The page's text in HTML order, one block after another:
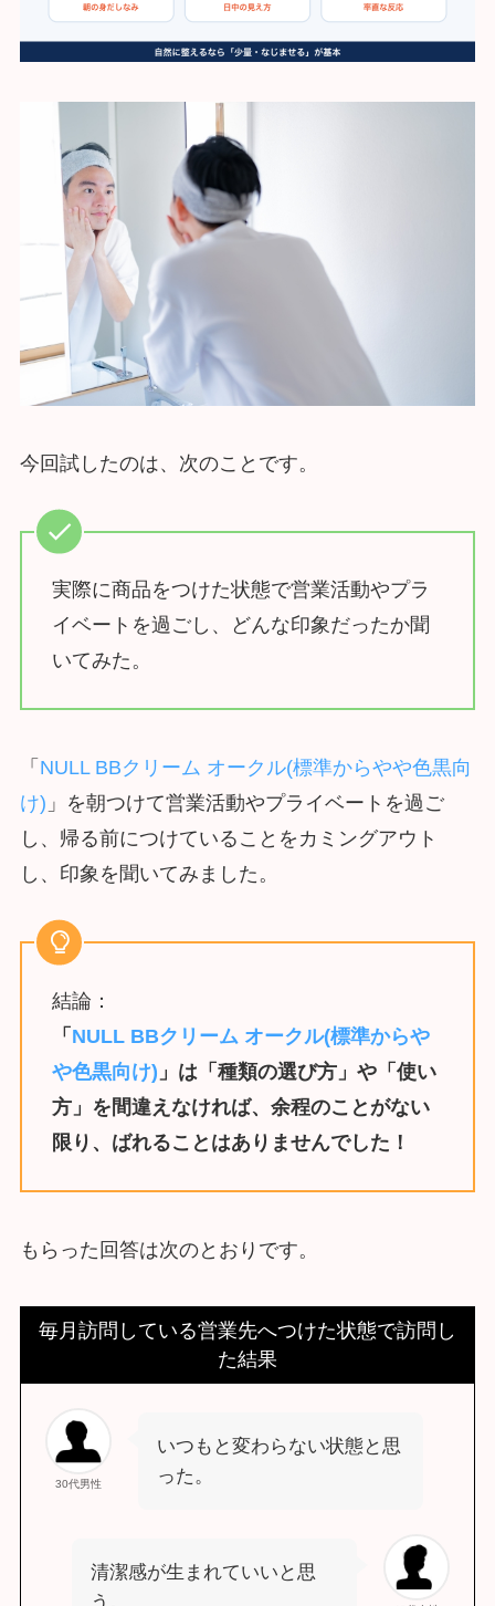
今回試したのは、次のことです。
実際に商品をつけた状態で営業活動やプラ
イベートを過ごし、どんな印象だったか聞
いてみた。
「 NULL BBクリーム オークル(標準からやや色黒向
け) 」を朝つけて営業活動やプライベートを過ご
し、帰る前につけていることをカミングアウト
し、印象を聞いてみました。
結論：
「 NULL BBクリーム オークル(標準からや
や色黒向け) 」は「種類の選び方」や「使い
方」を間違えなければ、余程のことがない
限り、ばれることはありませんでした！
もらった回答は次のとおりです。
毎月訪問している営業先へつけた状態で訪問し
た結果
30代男性
いつもと変わらない状態と思
った。
清潔感が生まれていいと思
う。